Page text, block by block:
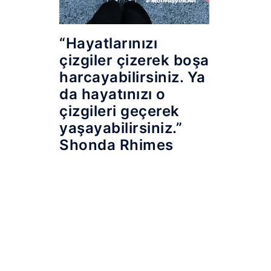
“Hayatlarınızı
çizgiler çizerek boşa
harcayabilirsiniz. Ya
da hayatınızı o
çizgileri geçerek
yaşayabilirsiniz.”
Shonda Rhimes